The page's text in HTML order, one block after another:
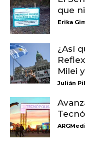
que
Erika
¿Así
Milei
Julián